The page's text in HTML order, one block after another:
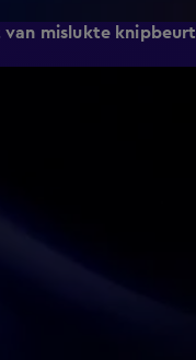
van mislukte knipbeurt